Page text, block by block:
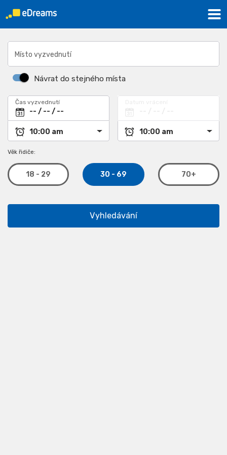
Místo vyzvednutí
Návrat do stejného místa
Čas vyzvednutí
Věk řidiče:
18 - 29 30 - 69 70+
Vyhledávání